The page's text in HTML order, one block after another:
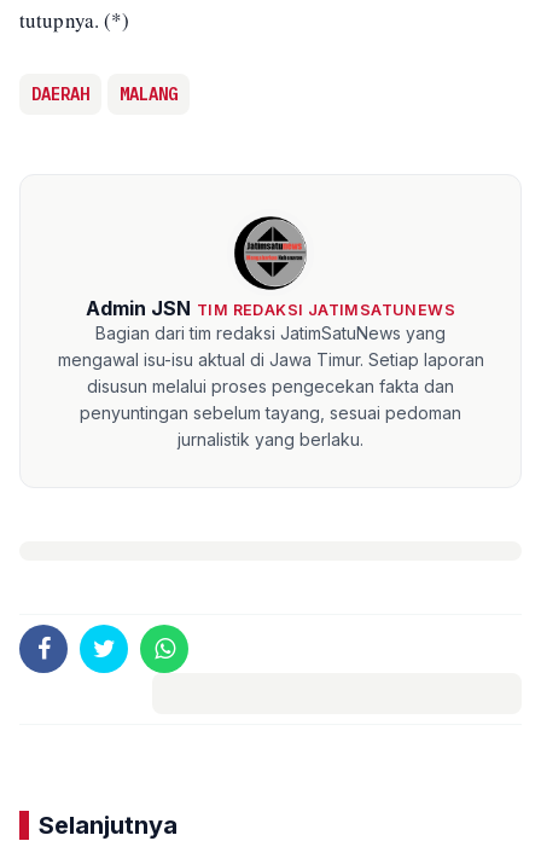
tutupnya. (*)
DAERAH MALANG
Admin JSN TIM REDAKSI JATIMSATUNEWS
Bagian dari tim redaksi JatimSatuNews yang
mengawal isu-isu aktual di Jawa Timur. Setiap laporan
disusun melalui proses pengecekan fakta dan
penyuntingan sebelum tayang, sesuai pedoman
jurnalistik yang berlaku.
Selanjutnya